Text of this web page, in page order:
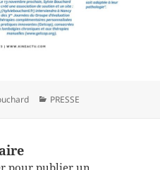
Catégories
PRESSE